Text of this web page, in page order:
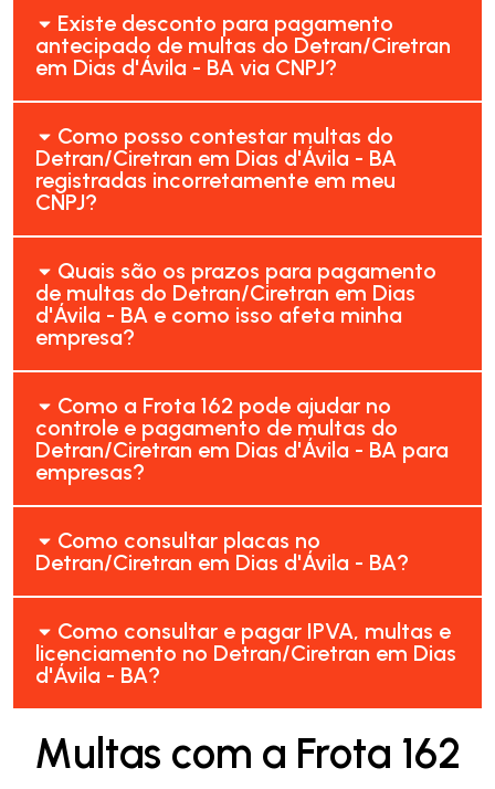
Existe desconto para pagamento
antecipado de multas do Detran/Ciretran
em Dias d'Ávila - BA via CNPJ?
Como posso contestar multas do
Detran/Ciretran em Dias d'Ávila - BA
registradas incorretamente em meu
CNPJ?
Quais são os prazos para pagamento
de multas do Detran/Ciretran em Dias
d'Ávila - BA e como isso afeta minha
empresa?
Como a Frota 162 pode ajudar no
controle e pagamento de multas do
Detran/Ciretran em Dias d'Ávila - BA para
empresas?
Como consultar placas no
Detran/Ciretran em Dias d'Ávila - BA?
Como consultar e pagar IPVA, multas e
licenciamento no Detran/Ciretran em Dias
d'Ávila - BA?
Multas com a Frota 162